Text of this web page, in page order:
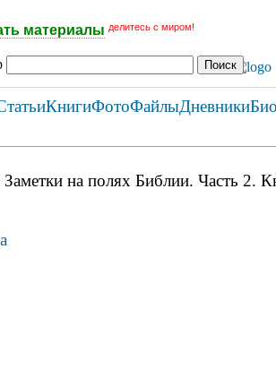
материалы делитесь с миром!
КнигиФотоФайлыДневники
Заметки на полях Библии. Часть 2.